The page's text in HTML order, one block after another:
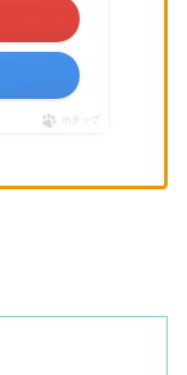
ポチップ